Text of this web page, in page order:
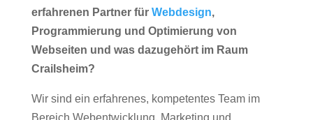
erfahrenen Partner für Webdesign,
Programmierung und Optimierung von
Webseiten und was dazugehört im Raum
Crailsheim?
Wir sind ein erfahrenes, kompetentes Team im
Bereich Webentwicklung, Marketing und